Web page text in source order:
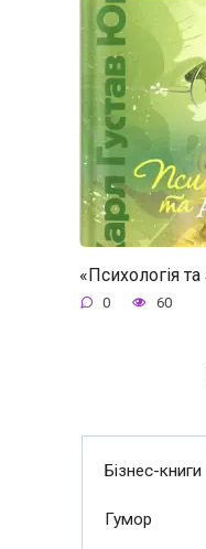
«Психологія
0 60
Бізнес-книги
Гумор